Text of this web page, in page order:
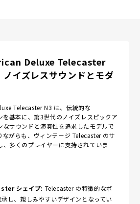
Deluxe Telecaster
イズレスサウンドとモダ
Telecaster N3 は、伝統的な
を基本に、第3世代のノイズレスピックア
なサウンドと演奏性を追求したモデルで
ながらも、ヴィンテージ Telecaster のサ
、多くのプレイヤーに支持されていま
シェイプ: Telecaster の特徴的なボ
し、親しみやすいデザインとなってい